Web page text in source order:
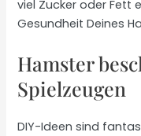
viel Zucker oder Fett
Gesundheit Deines
Hamster
Spielzeugen
DIY-Ideen sind